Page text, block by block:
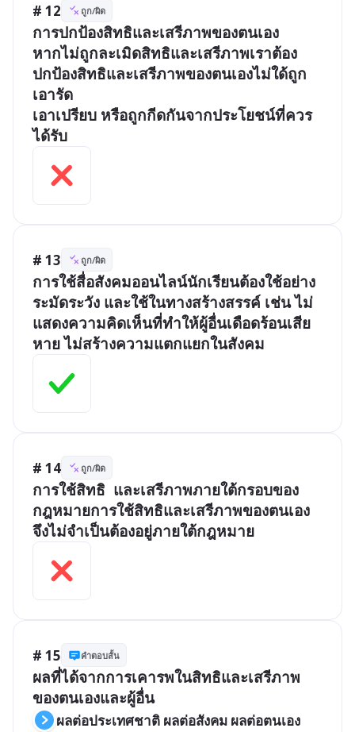
# 12 ถูก/ผิด
การปกป้องสิทธิและเสรีภาพของตนเอง
หากไม่ถูกละเมิดสิทธิและเสรีภาพเราต้อง
ปกป้องสิทธิและเสรีภาพของตนเองไม่ใด้ถูก
เอารัด
เอาเปรียบ หรือถูกกีดกันจากประโยชน์ที่ควร
ได้รับ
# 13 ถูก/ผิด
การใช้สื่อสังคมออนไลน์นักเรียนต้องใช้อย่าง
ระมัดระวัง และใช้ในทางสร้างสรรค์ เช่น ไม่
แสดงความคิดเห็นที่ทำให้ผู้อื่นเดือดร้อนเสีย
หาย ไม่สร้างความแตกแยกในสังคม
# 14 ถูก/ผิด
การใช้สิทธิ  และเสรีภาพภายใต้กรอบของ
กฎหมายการใช้สิทธิและเสรีภาพของตนเอง
จึงไม่จำเป็นต้องอยู่ภายใต้กฎหมาย
# 15 คำตอบสั้น
ผลที่ได้จากการเคารพในสิทธิและเสรีภาพ
ผลต่อประเทศชาติ ผลต่อสังคม ผลต่อตนเอง